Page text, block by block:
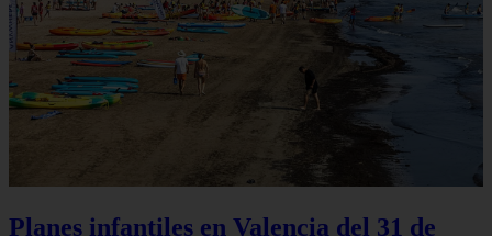
Planes infantiles en Valencia del 31 de